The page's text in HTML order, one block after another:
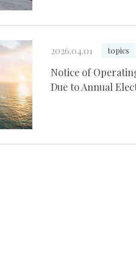
2026.04.01 topics
Notice of
Due to Annual